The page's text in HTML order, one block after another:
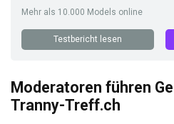
Mehr als 10.000 Models online
Testbericht lesen
Moderatoren führen
Tranny-Treff.ch